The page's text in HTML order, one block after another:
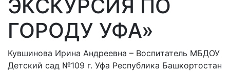
ЭКСКУРСИЯ ПО
ГОРОДУ УФА»
Кувшинова Ирина Андреевна – Воспитатель МБДОУ
Детский сад №109 г. Уфа Республика Башкортостан